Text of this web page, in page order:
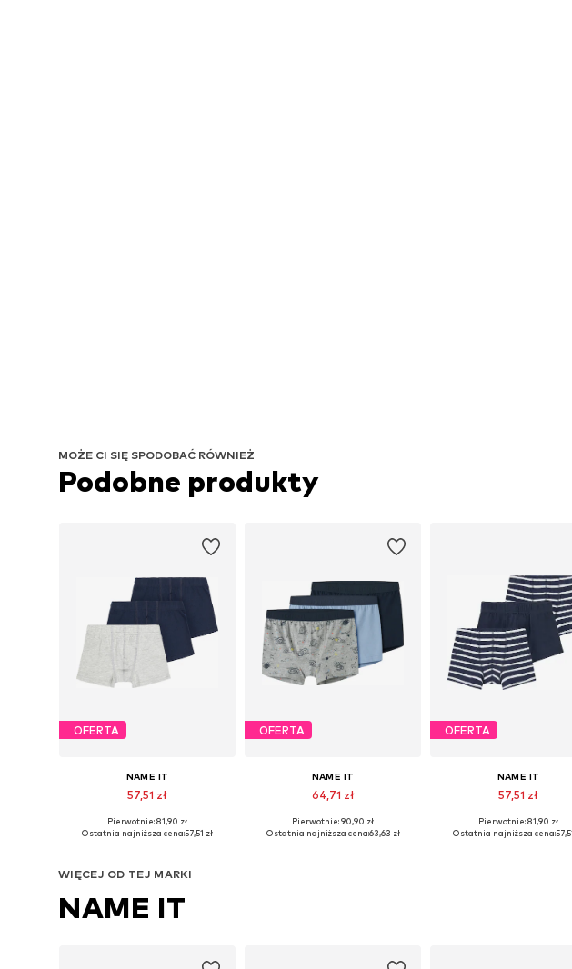
MOŻE CI SIĘ SPODOBAĆ RÓWNIEŻ
Podobne produkty
OFERTA
NAME IT
57,51 zł
Dostępne w różnych rozmiarach
Pierwotnie: 81,90 zł
Ostatnia najniższa cena:57,51 zł
OFERTA
NAME IT
64,71 zł
Dostępne w różnych rozmiarach
Pierwotnie: 90,90 zł
Ostatnia najniższa cena:63,63 zł
OFERTA
NAME IT
57,51 zł
Dostępne w różnych
Pierwotnie: 81,90 zł
Ostatnia najniższa cena:
WIĘCEJ OD TEJ MARKI
NAME IT